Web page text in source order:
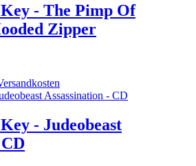
- The Pimp Of
Zipper
- Judeobeast